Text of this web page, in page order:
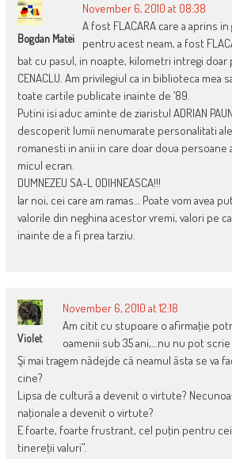
Bogdan Matei
November 6, 2010 at 08:38
A fost FLACARA care a aprins
pentru acest neam, a fost
bat cu pasul, in noapte, kilometri intregi doar
CENACLU. Am privilegiul ca in biblioteca mea
toate cartile publicate inainte de ’89.
Putini isi aduc aminte de ziaristul ADRIAN
descoperit lumii nenumarate personalitati
romanesti in anii in care doar doua
micul ecran.
DUMNEZEU SA-L ODIHNEASCA!!!
Iar noi, cei care am ramas… Poate vom avea
valorile din neghina acestor vremi, valori pe
inainte de a fi prea tarziu.
Violet
November 6, 2010 at 12:18
Am citit cu stupoare o afirmaţie
oamenii sub 35 ani,…nu nu pot scrie
Şi mai tragem nădejde că neamul ăsta se va
cine?
Lipsa de cultură a devenit o virtute?
naţionale a devenit o virtute?
E foarte, foarte frustrant, cel puţin pentru
tinereţii valuri”.